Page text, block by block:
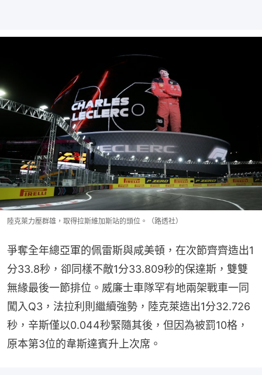
陸克萊力壓群雄，取得拉斯維加斯站的頭位。（路透社）
爭奪全年總亞軍的佩雷斯與咸美頓，在次節齊齊造出1
分33.8秒，卻同樣不敵1分33.809秒的保達斯，雙雙
無緣最後一節排位。威廉士車隊罕有地兩架戰車一同
闖入Q3，法拉利則繼續強勢，陸克萊造出1分32.726
秒，辛斯僅以0.044秒緊隨其後，但因為被罰10格，
原本第3位的韋斯達賓升上次席。